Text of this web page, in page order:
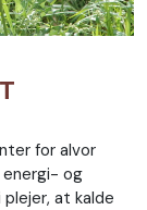
for alvor
energi- og
at kalde